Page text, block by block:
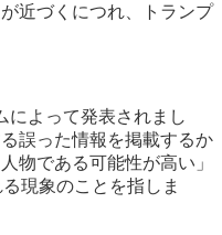
近づくにつれ、トランプ
によって発表されまし
誤った情報を掲載するか
物である可能性が高い」
現象のことを指しま